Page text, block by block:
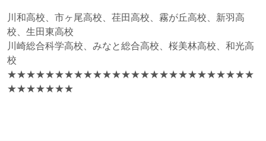
川和高校、市ヶ尾高校、荏田高校、霧が丘高校、新羽高
校、生田東高校
川崎総合科学高校、みなと総合高校、桜美林高校、和光高
校
★★★★★★★★★★★★★★★★★★★★★★★★★★
★★★★★★★